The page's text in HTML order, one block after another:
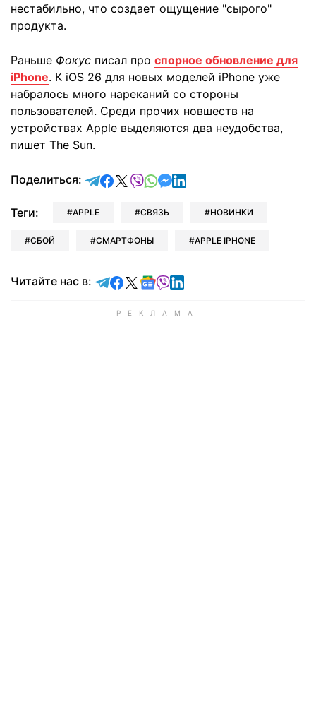
нестабильно, что создает ощущение "сырого"
продукта.
Раньше Фокус писал про спорное обновление для
iPhone. К iOS 26 для новых моделей iPhone уже
набралось много нареканий со стороны
пользователей. Среди прочих новшеств на
устройствах Apple выделяются два неудобства,
пишет The Sun.
Поделиться: отправить в Telegram
поделиться в Facebook
поделиться в X
отправить в Viber
отправить в Whatsapp
отправить в Messenger
отправить в LinkedIn
Теги: APPLE СВЯЗЬ НОВИНКИ
СБОЙ СМАРТФОНЫ APPLE IPHONE
Читайте нас в: Читайте в Telegram
Читайте в Facebook
Читайте в X
Читайте в Google news
Читайте в Viber
Читайте в LinkedIn